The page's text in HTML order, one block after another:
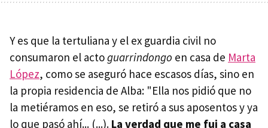
Y es que la tertuliana y el ex guardia civil no
consumaron el actoguarrindongo en casa de Marta
López, como se aseguró hace escasos días, sino en
la propia residencia de Alba: "Ella nos pidió que no
la metiéramos en eso, se retiró a sus aposentos y ya
lo que pasó ahí... (...). La verdad que me fui a casa